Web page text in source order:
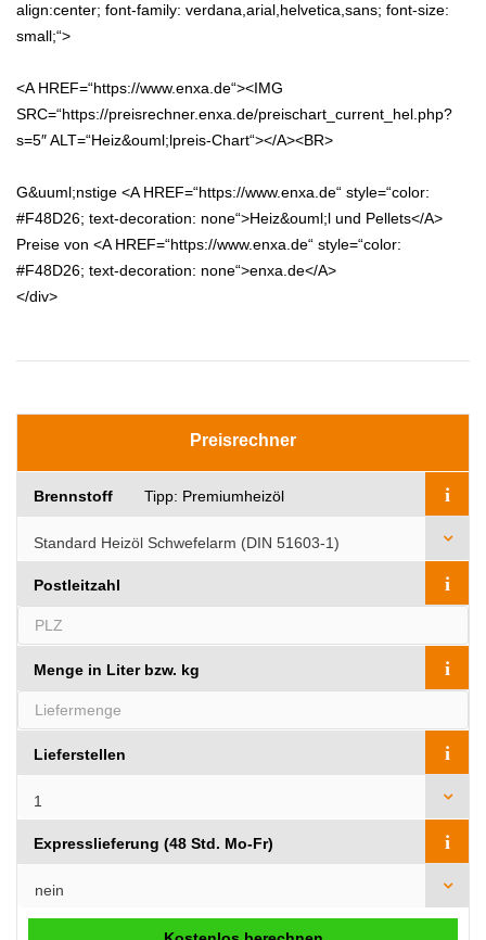
align:center; font-family: verdana,arial,helvetica,sans; font-size:
small;“>
<A HREF=“https://www.enxa.de“><IMG
SRC=“https://preisrechner.enxa.de/preischart_current_hel.php?
s=5″ ALT=“Heiz&ouml;lpreis-Chart“></A><BR>
G&uuml;nstige <A HREF=“https://www.enxa.de“ style=“color:
#F48D26; text-decoration: none“>Heiz&ouml;l und Pellets</A>
Preise von <A HREF=“https://www.enxa.de“ style=“color:
#F48D26; text-decoration: none“>enxa.de</A>
</div>
Preisrechner
i
Brennstoff Tipp: Premiumheizöl
i
Postleitzahl
i
Menge in Liter bzw. kg
i
Lieferstellen
i
Expresslieferung (48 Std. Mo-Fr)